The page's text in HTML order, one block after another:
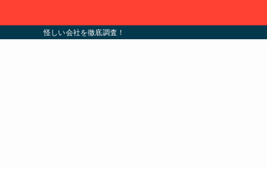
怪しい会社を徹底調査！